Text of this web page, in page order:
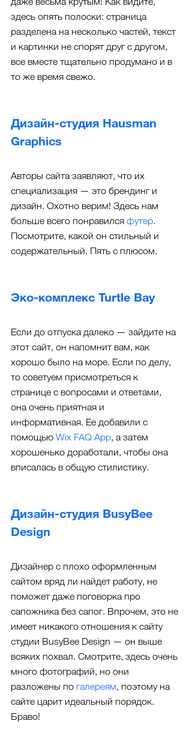
здесь опять полоски: страница
разделена на несколько частей, текст
и картинки не спорят друг с другом,
все вместе тщательно продумано и в
то же время свежо.
Дизайн-студия Hausman
Graphics
Авторы сайта заявляют, что их
специализация — это брендинг и
дизайн. Охотно верим! Здесь нам
больше всего понравился футер.
Посмотрите, какой он стильный и
содержательный. Пять с плюсом.
Эко-комплекс Turtle Bay
Если до отпуска далеко — зайдите на
этот сайт, он напомнит вам, как
хорошо было на море. Если по делу,
то советуем присмотреться к
странице с вопросами и ответами,
она очень приятная и
информативная. Ее добавили с
помощью Wix FAQ App, а затем
хорошенько доработали, чтобы она
вписалась в общую стилистику.
Дизайн-студия BusyBee
Design
Дизайнер с плохо оформленным
сайтом вряд ли найдет работу, не
поможет даже поговорка про
сапожника без сапог. Впрочем, это не
имеет никакого отношения к сайту
студии BusyBee Design — он выше
всяких похвал. Смотрите, здесь очень
много фотографий, но они
разложены по галереям, поэтому на
сайте царит идеальный порядок.
Браво!